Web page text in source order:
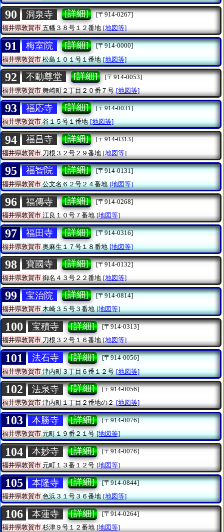
90 洞泉寺 [詳細]
[〒914-0267]
福井県敦賀市五幡３８号１２番地 [地図等]
91 梅室院 [詳細]
[〒914-0000]
福井県敦賀市松島１０１号１番地 [地図等]
92 不動尊堂 [詳細]
[〒914-0053]
福井県敦賀市 舞崎町２丁目２０番７号 [地図等]
93 福応寺 [詳細]
[〒914-0031]
福井県敦賀市谷１５号１番地 [地図等]
94 福昌寺 [詳細]
[〒914-0313]
福井県敦賀市 刀根３２号２９番地 [地図等]
95 福智院 [詳細]
[〒914-0131]
福井県敦賀市公文名６２号２４番地 [地図等]
96 福傳寺 [詳細]
[〒914-0268]
福井県敦賀市江良１０号７番地 [地図等]
97 福田寺 [詳細]
[〒914-0316]
福井県敦賀市奥麻生１７号１８番地 [地図等]
98 寶國寺 [詳細]
[〒914-0132]
福井県敦賀市 御名４３号２２番地 [地図等]
99 宝治院 [詳細]
[〒914-0814]
福井県敦賀市木崎３５号３番地 [地図等]
100 宝積寺 [詳細]
[〒914-0313]
福井県敦賀市刀根３２号１６番地 [地図等]
101 法石寺 [詳細]
[〒914-0056]
福井県敦賀市津内町３丁目６番１２号 [地図等]
102 法泉寺 [詳細]
[〒914-0056]
福井県敦賀市津内町１丁目２番地の２ [地図等]
103 本勝寺 [詳細]
[〒914-0076]
福井県敦賀市元町１９番２１号 [地図等]
104 本妙寺 [詳細]
[〒914-0076]
福井県敦賀市 元町１３番１２号 [地図等]
105 本隆寺 [詳細]
[〒914-0844]
福井県敦賀市色浜３１号３６番地 [地図等]
106 本蓮寺 [詳細]
[〒914-0264]
福井県敦賀市杉津９号１２番地 [地図等]